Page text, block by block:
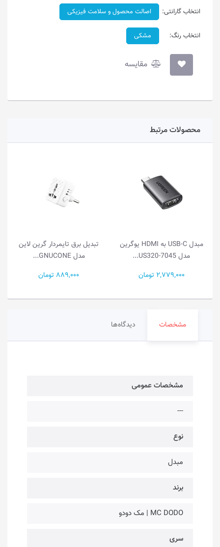
انتخاب گارانتی: اصالت محصول و سلامت فیزیکی
انتخاب رنگ: مشکی
مقایسه
محصولات مرتبط
مبدل USB-C به HDMI یوگرین
مدل US320-7045...
2,779,000 تومان
تبدیل برق تایمردار گرین لاین
مدل GNUCONE...
889,000 تومان
مشخصات دیدگاه‌ها
مشخصات عمومی
---
نوع
مبدل
برند
MC DODO | مک دودو
سری